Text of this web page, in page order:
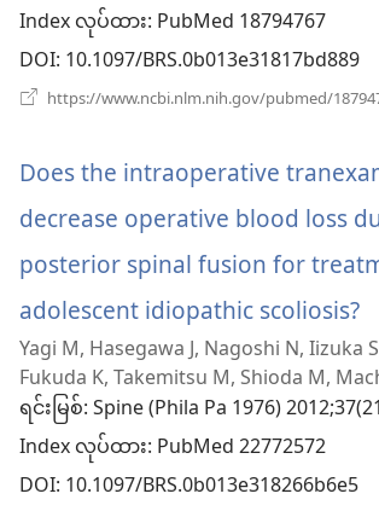
င့်
နေ
ပါ
တယ်)
Index လုပ်ထား‎: PubMed 18794767
DOI‎: 10.1097/BRS.0b013e31817bd889
https://www.ncbi.nlm.nih.gov/pubmed/
Does the intraoperative
decrease operative blood loss
posterior spinal fusion for
adolescent idiopathic scoliosis?
ဖွ
Yagi M, Hasegawa J, Nagoshi N, Iizuka
Fukuda K, Takemitsu M, Shioda M,
ရင်းမြစ်‎: Spine (Phila Pa 1976)
Index လုပ်ထား‎: PubMed 22772572
DOI‎: 10.1097/BRS.0b013e318266b6e5